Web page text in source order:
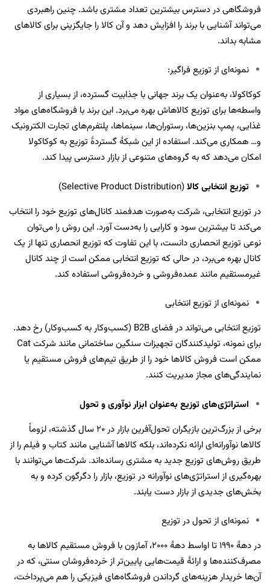
فروشگاهی در دسترس بیشترین تعداد مشتری باشد. چنین راهبردی
می‌تواند آشنایی با برند را افزایش دهد و آن کالا را جایگزینی برای کالاهای
مشابه بداند.
نمونه‌ای از توزیع فراگیر:
کوکاکولا، به‌عنوان یک برند جهانی با جذابیت گسترده، از بسیاری از
واسطه‌ها برای توزیع کالاهاش بهره می‌برد. این برند با فروشگاه‌های مواد
غذایی، پمپ بنزین‌ها، رستوران‌ها، سینماها، پلتفرم‌های تجارت الکترونیک
و… همکاری می‌کند. استفاده از این شبکۀ گستردۀ توزیع به کوکاکولا
امکان می‌دهد که به گروه‌های متنوعی از بازار دسترسی پیدا کند.
توزیع انتخابی کالا(Selective Product Distribution)
در توزیع انتخابی، شرکت به‌صورت هدفمند کانال‌های توزیع خود را انتخاب
می‌کند تا بیشترین سود و کارایی را به‌دست آورد. این روش را می‌توان
نوعی توزیع انحصاری دانست، با این تفاوت که توزیع انحصاری تنها از یک
کانال بهره می‌برد، در حالی که توزیع انتخابی ممکن است از چند کانال
غیرمستقیم مانند عمده‌فروشی و خرده‌فروشی استفاده کند.
نمونه‌ای از توزیع انتخابی
توزیع انتخابی می‌تواند در فضای B2B (کسب‌وکار به کسب‌وکار) رخ دهد.
برای نمونه، تولیدکنندگان تجهیزات سنگین ساختمانی مانند شرکت Cat
ممکن است فروش کالاها خود را از طریق تیم‌های فروش مستقیم یا
نمایندگی‌های مجاز مدیریت کنند.
استراتژی‌های توزیع به‌عنوان ابزار نوآوری و تحول
برخی از بزرگ‌ترین بازیگران تحول‌آفرین بازار در ۲۰ سال گذشته، لزوماً
کالاها نوآورانه‌ای ارائه نکرده‌اند، بلکه کالاها آشنایی مانند کتاب و فیلم را از
طریق روش‌های توزیع جدید به مشتری رسانده‌اند. شرکت‌ها می‌توانند با
بهره‌گیری از استراتژی‌های نوآورانه در توزیع، بازار را دگرگون کرده و به
بخش‌های جدیدی از بازار دست یابند.
نمونه‌ای از تحول در توزیع
در دهۀ ۱۹۹۰ تا اواسط دهۀ ۲۰۰۰، آمازون با فروش مستقیم کالاها به
مصرف‌کننده‌ها و ارائۀ قیمت‌هایی پایین‌تر از خرده‌فروشان سنتی، که در
آن‌ها خریدار هزینه‌های گرداندن فروشگاه‌های فیزیکی را هم می‌پرداخت،